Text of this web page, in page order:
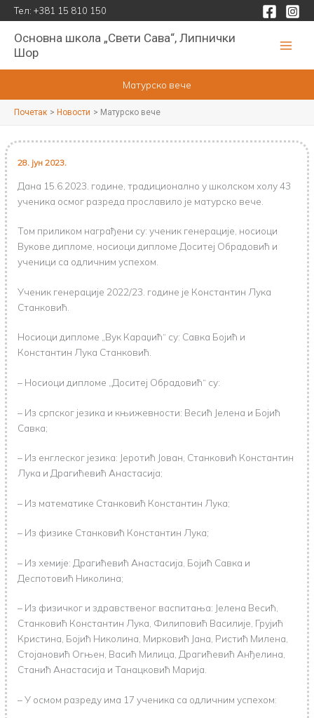
Пређи
на
садржај
Тел: +381 15 810 150
Основна школа „Свети Сава“, Липнички
Шор
Матурско вече
Почетак Новости Матурско вече
28. јун 2023.
Дана 15.6.2023. године, традиционално у школском холу 43
ученика осмог разреда прославило је матурско вече.
Том приликом награђени су: ученик генерације, носиоци
Вукове дипломе, носиоци дипломе Доситеј Обрадовић и
ученици са одличним успехом.
Ученик генерације 2022/23. године је Константин Лука
Станковић.
Носиоци дипломе „Вук Караџић“ су: Савка Бојић и
Константин Лука Станковић.
– Носиоци дипломе „Доситеј Обрадовић“ су:
– Из српског језика и књижевности: Весић Јелена и Бојић
Савка;
– Из енглеског језика: Јеротић Јован, Станковић Константин
Лука и Драгићевић Анастасија;
– Из математике Станковић Константин Лука;
– Из физике Станковић Константин Лука;
– Из хемије: Драгићевић Анастасија, Бојић Савка и
Деспотовић Николина;
– Из физичког и здравственог васпитања: Јелена Весић,
Станковић Константин Лука, Филиповић Василије, Грујић
Кристина, Бојић Николина, Мирковић Јана, Ристић Милена,
Стојановић Огњен, Васић Милица, Драгићевић Анђелина,
Станић Анастасија и Танацковић Марија.
– У осмом разреду има 17 ученика са одличним успехом: